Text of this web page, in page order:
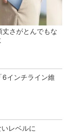
さがとんでもな
6インチライン維
レベルに